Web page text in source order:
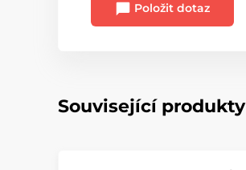
Položit dotaz
Související produkty